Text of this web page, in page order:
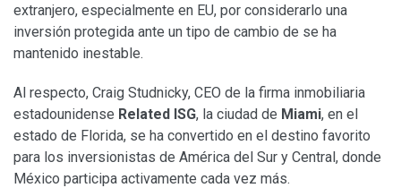
extranjero, especialmente en EU, por considerarlo una
inversión protegida ante un tipo de cambio de se ha
mantenido inestable.
Al respecto, Craig Studnicky, CEO de la firma inmobiliaria
estadounidense Related ISG, la ciudad de Miami, en el
estado de Florida, se ha convertido en el destino favorito
para los inversionistas de América del Sur y Central, donde
México participa activamente cada vez más.